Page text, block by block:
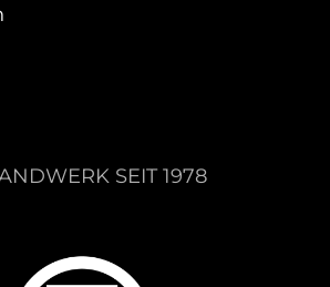
SEIT 1978